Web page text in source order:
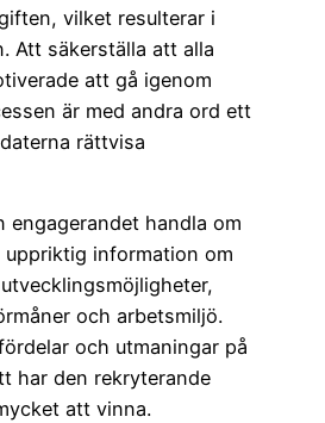
vilket resulterar i
Att säkerställa att alla
att gå igenom
är med andra ord ett
rättvisa
engagerandet handla om
information om
och arbetsmiljö.
och utmaningar på
har den rekryterande
att vinna.